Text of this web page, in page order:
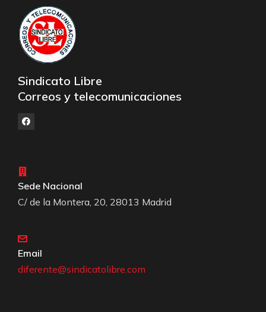
Sindicato Libre
Correos y telecomunicaciones
Sede Nacional
C/ de la Montera, 20, 28013 Madrid
Email
diferente@sindicatolibre.com